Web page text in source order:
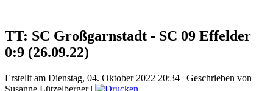
TT: SC Großgarnstadt - SC 09 Effelder
0:9 (26.09.22)
Erstellt am Dienstag, 04. Oktober 2022 20:34 | Geschrieben von
Susanne Lützelberger|